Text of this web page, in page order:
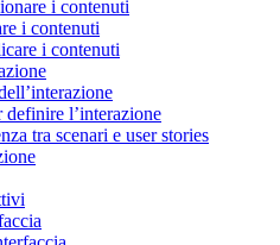
i contenuti
i contenuti
i contenuti
definire l’interazione
tra scenari e user stories